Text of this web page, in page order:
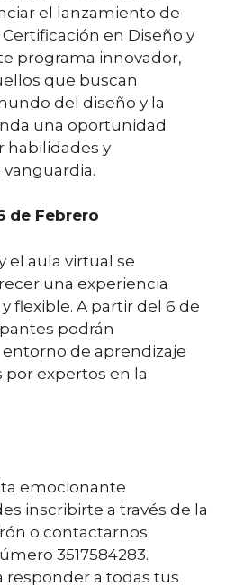
el lanzamiento de
en Diseño y
programa innovador,
que buscan
del diseño y la
una oportunidad
habilidades y
de Febrero
el aula virtual se
una experiencia
flexible. A partir del 6 de
podrán
de aprendizaje
expertos en la
emocionante
inscribirte a través de la
o contactarnos
3517584283.
responder a todas tus